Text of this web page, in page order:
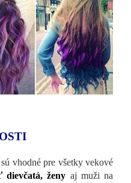
vhodné pre všetky vekové
ženy aj muži na